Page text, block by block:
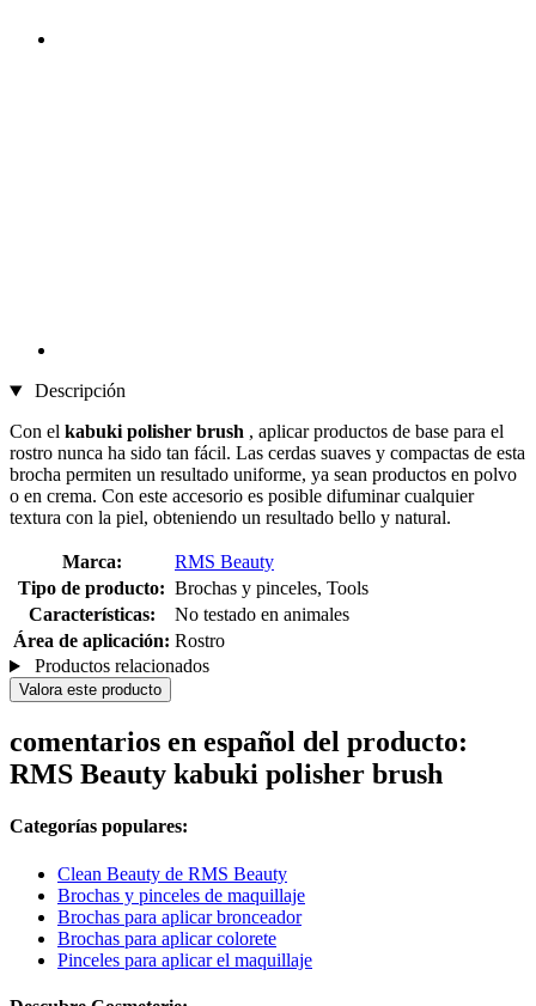
Descripción
Con el kabuki polisher brush , aplicar productos de base para el
rostro nunca ha sido tan fácil. Las cerdas suaves y compactas de esta
brocha permiten un resultado uniforme, ya sean productos en polvo
o en crema. Con este accesorio es posible difuminar cualquier
textura con la piel, obteniendo un resultado bello y natural.
Marca:
RMS Beauty
Tipo de producto: Brochas y pinceles, Tools
Características:
No testado en animales
Área de aplicación: Rostro
Productos relacionados
Valora este producto
comentarios en español del producto:
RMS Beauty kabuki polisher brush
Categorías populares:
Clean Beauty de RMS Beauty
Brochas y pinceles de maquillaje
Brochas para aplicar bronceador
Brochas para aplicar colorete
Pinceles para aplicar el maquillaje